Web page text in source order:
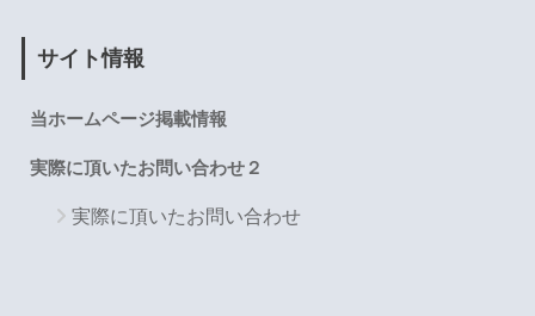
サイト情報
当ホームページ掲載情報
実際に頂いたお問い合わせ２
実際に頂いたお問い合わせ